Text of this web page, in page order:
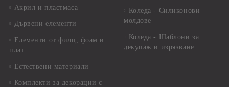
Акрил и пластмаса
Дървени елементи
Елементи от филц, фоам и
плат
Естествени материали
Комплекти за декорации с
Коледа - Силиконови
молдове
Коледа - Шаблони за
декупаж и изрязване